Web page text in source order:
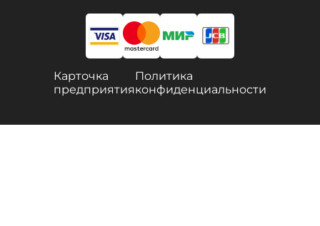
Карточка
предприятия
Политика
конфиденциальности